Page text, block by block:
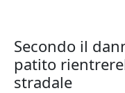
Secondo il
patito
stradale